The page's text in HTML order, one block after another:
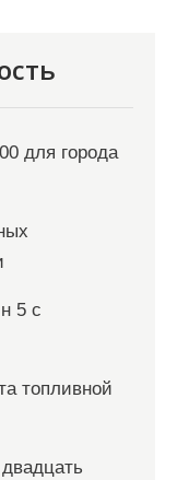
для города
5 с
топливной